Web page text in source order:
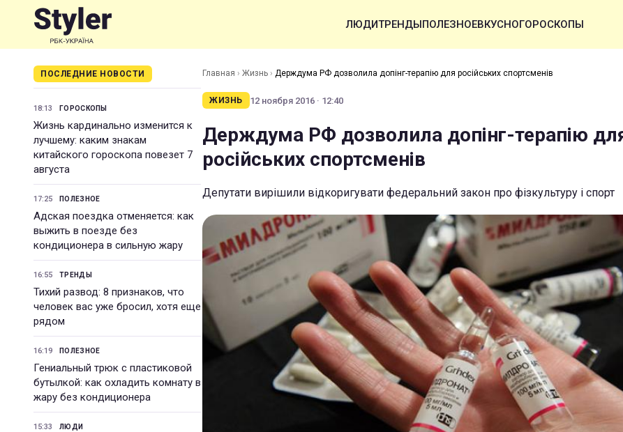
ЛЮДИТРЕНДЫПОЛЕЗНОЕВКУСНОГОРОСКОПЫ
ПОСЛЕДНИЕ НОВОСТИ
18:13 ГОРОСКОПЫ
Жизнь кардинально изменится к
лучшему: каким знакам
китайского гороскопа повезет 7
августа
17:25 ПОЛЕЗНОЕ
Адская поездка отменяется: как
выжить в поезде без
кондиционера в сильную жару
16:55 ТРЕНДЫ
Тихий развод: 8 признаков, что
человек вас уже бросил, хотя еще
рядом
16:19 ПОЛЕЗНОЕ
Гениальный трюк с пластиковой
бутылкой: как охладить комнату в
жару без кондиционера
15:33 ЛЮДИ
Главная › Жизнь › Держдума РФ дозволила допінг-терапію для російських спортсменів
ЖИЗНЬ 12 ноября 2016 · 12:40
Держдума РФ дозволила допінг-терапію
російських спортсменів
Депутати вирішили відкоригувати федеральний закон про фізкультуру і спорт